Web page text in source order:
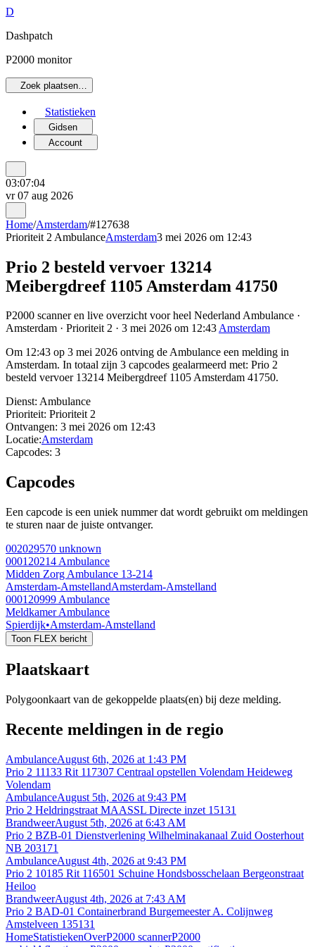
D
Dashpatch
P2000 monitor
Zoek plaatsen…
Statistieken
Gidsen
Account
03:07:04
vr 07 aug 2026
Home/Amsterdam/#127638
Prioriteit 2 AmbulanceAmsterdam3 mei 2026 om 12:43
Prio 2 besteld vervoer 13214
Meibergdreef 1105 Amsterdam 41750
P2000 scanner en live overzicht voor heel Nederland Ambulance ·
Amsterdam · Prioriteit 2 · 3 mei 2026 om 12:43Amsterdam
Om 12:43 op 3 mei 2026 ontving de Ambulance een melding in
Amsterdam. In totaal zijn 3 capcodes gealarmeerd met: Prio 2
besteld vervoer 13214 Meibergdreef 1105 Amsterdam 41750.
Dienst: Ambulance
Prioriteit: Prioriteit 2
Ontvangen: 3 mei 2026 om 12:43
Locatie:Amsterdam
Capcodes: 3
Capcodes
Een capcode is een uniek nummer dat wordt gebruikt om meldingen
te sturen naar de juiste ontvanger.
002029570 unknown
000120214 Ambulance
Midden Zorg Ambulance 13-214
Amsterdam-AmstellandAmsterdam-Amstelland
000120999 Ambulance
Meldkamer Ambulance
Spierdijk•Amsterdam-Amstelland
Toon FLEX bericht
Plaatskaart
Polygoonkaart van de gekoppelde plaats(en) bij deze melding.
Recente meldingen in de regio
AmbulanceAugust 6th, 2026 at 1:43 PM
Prio 2 11133 Rit 117307 Centraal opstellen Volendam Heideweg
Volendam
AmbulanceAugust 5th, 2026 at 9:43 PM
Prio 2 Heldringstraat MAASSL Directe inzet 15131
BrandweerAugust 5th, 2026 at 6:43 AM
Prio 2 BZB-01 Dienstverlening Wilhelminakanaal Zuid Oosterhout
NB 203171
AmbulanceAugust 4th, 2026 at 9:43 PM
Prio 2 10185 Rit 116501 Schuine Hondsbosschelaan Bergeonstraat
Heiloo
BrandweerAugust 4th, 2026 at 7:43 AM
Prio 2 BAD-01 Containerbrand Burgemeester A. Colijnweg
Amstelveen 135131
HomeStatistiekenOverP2000 scannerP2000